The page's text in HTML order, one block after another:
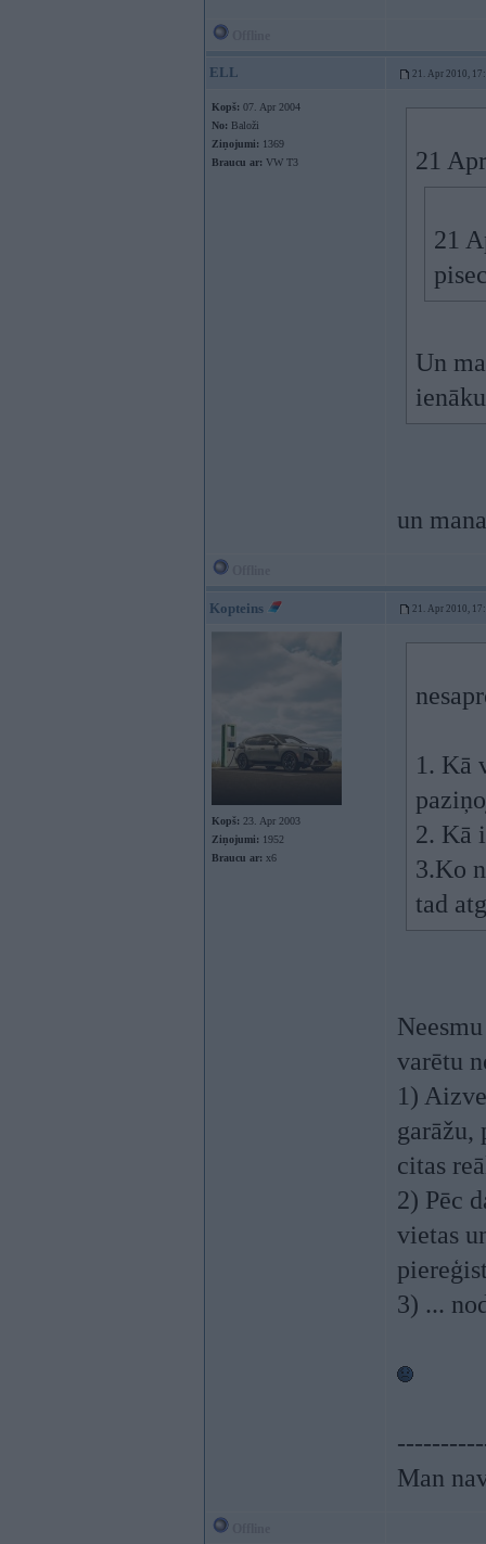
ELL 21. Apr 2010,
Kopš: 07. Apr 2004
No: Baloži
Ziņojumi: 1369
Braucu ar: VW T3 21
21
Un
un
Kopteins 21. Apr 2010,
Kopš: 23. Apr 2003
Ziņojumi: 1952
Braucu ar: x6
1. Kā
2. Kā
3.Ko
tad
varētu
1)
garāžu,
citas
2) Pēc
vietas
3) ...
Man